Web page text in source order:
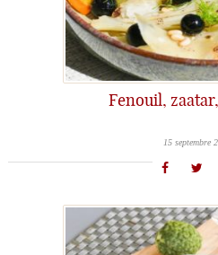
Fenouil,
15 septembre